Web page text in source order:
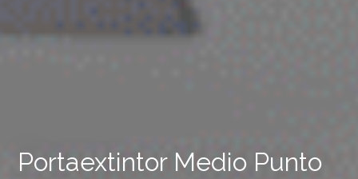
Portaextintor Medio Punto